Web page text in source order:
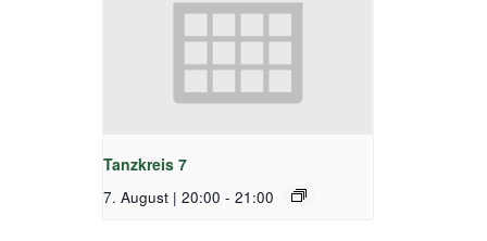
Tanzkreis 7
7. August | 20:00 - 21:00